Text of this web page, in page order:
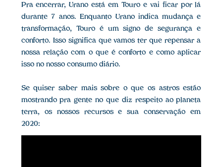
Pra encerrar, Urano está em Touro e vai ficar por lá
durante 7 anos. Enquanto Urano indica mudança e
transformação, Touro é um signo de segurança e
conforto. Isso significa que vamos ter que repensar a
nossa relação com o que é conforto e como aplicar
isso no nosso consumo diário.
Se quiser saber mais sobre o que os astros estão
mostrando pra gente no que diz respeito ao planeta
terra, os nossos recursos e sua conservação em
2020: